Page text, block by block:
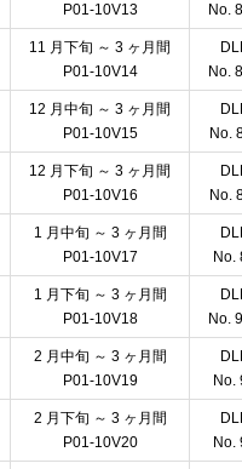
P01-10V13
No.
11 月下旬 ～ 3 ヶ月間
P01-10V14
No.
12 月中旬 ～ 3 ヶ月間
P01-10V15
No.
12 月下旬 ～ 3 ヶ月間
P01-10V16
No.
1 月中旬 ～ 3 ヶ月間
P01-10V17
No.
1 月下旬 ～ 3 ヶ月間
P01-10V18
No.
2 月中旬 ～ 3 ヶ月間
P01-10V19
No.
2 月下旬 ～ 3 ヶ月間
P01-10V20
No.